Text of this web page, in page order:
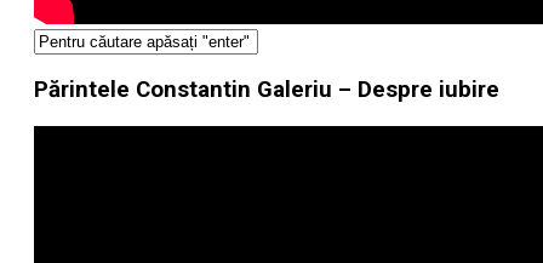
Părintele Constantin Galeriu – Despre iubire